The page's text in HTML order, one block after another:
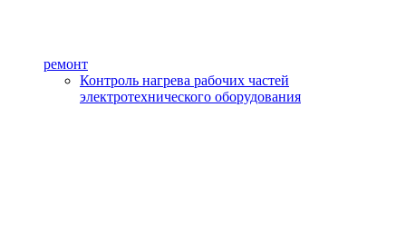
ремонт
Контроль нагрева рабочих частей
электротехнического оборудования